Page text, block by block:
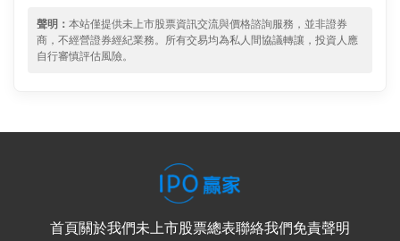
聲明： 本站僅提供未上市股票資訊交流與價格諮詢服務，並非證券
商，不經營證券經紀業務。所有交易均為私人間協議轉讓，投資人應
自行審慎評估風險。
首頁關於我們未上市股票總表聯絡我們免責聲明